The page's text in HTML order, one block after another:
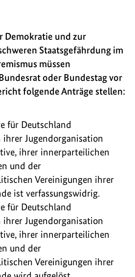
Demokratie und zur
Staatsgefährdung im
müssen
oder Bundestag vor
folgende Anträge stellen:
für Deutschland
Jugendorganisation
ihrer innerparteilichen
und der
Vereinigungen ihrer
ist verfassungswidrig.
für Deutschland
Jugendorganisation
ihrer innerparteilichen
und der
Vereinigungen ihrer